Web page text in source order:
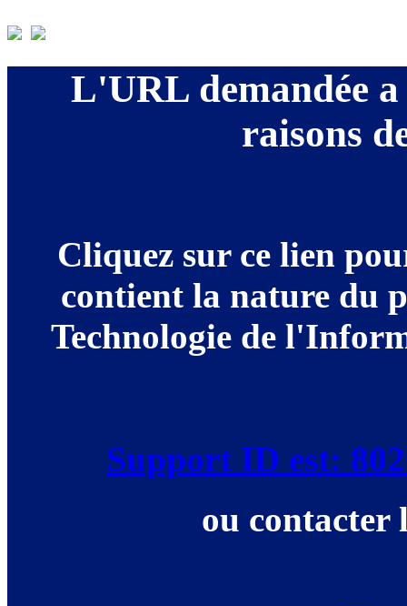
L'URL demandée a
raisons
Cliquez sur ce lien
contient la nature du
Technologie de
Support ID est:
ou contacter